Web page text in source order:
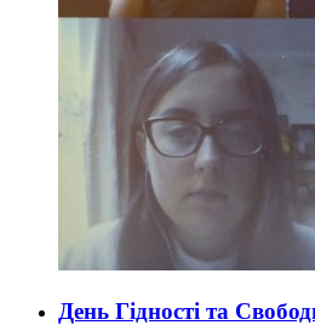
День Гідності та